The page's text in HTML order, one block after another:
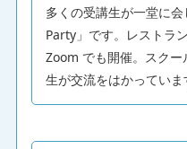
多くの受講生が一堂に
Party」です。レストラ
Zoom でも開催。スク
生が交流をはかっていま